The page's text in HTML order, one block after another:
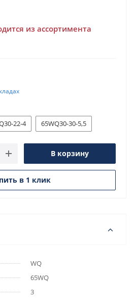
из ассортимента
22-4 65WQ30-30-5,5
В корзину
в 1 клик
WQ
65WQ
3